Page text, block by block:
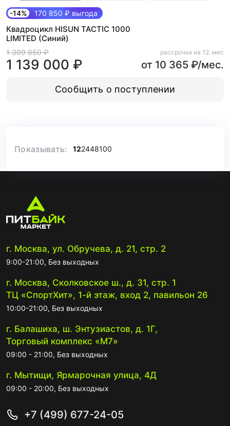
-14% 170 850 ₽ выгода
Квадроцикл HISUN TACTIC 1000
LIMITED (Синий)
1 309 850 ₽
1 139 000 ₽
рассрочка на 12. мес
от 10 365 ₽/мес.
Сообщить о поступлении
Показывать: 122448100
г. Москва, ул. Обручева, д. 21, стр. 2
9:00-21:00, Без выходных
г. Москва, Сколковское ш., д. 31, стр. 1
ТЦ «СпортХит», 1-й этаж, вход 2, павильон 26
10:00-21:00, Без выходных
г. Балашиха, ш. Энтузиастов, д. 1Г,
Торговый комплекс «М7»
09:00 - 21:00, Без выходных
г. Мытищи, Ярмарочная улица, 4Д
09:00 - 20:00, Без выходных
+7 (499) 677-24-05